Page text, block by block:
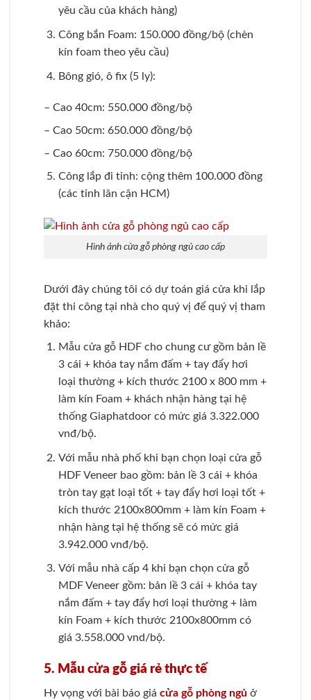
yêu cầu của khách hàng)
Công bắn Foam: 150.000 đồng/bộ (chèn
kín foam theo yêu cầu)
Bông gió, ô fix (5 ly):
– Cao 40cm: 550.000 đồng/bộ
– Cao 50cm: 650.000 đồng/bộ
– Cao 60cm: 750.000 đồng/bộ
Công lắp đi tỉnh: cộng thêm 100.000 đồng
(các tỉnh lân cận HCM)
Hình ảnh cửa gỗ phòng ngủ cao cấp
Dưới đây chúng tôi có dự toán giá cửa khi lắp
đặt thi công tại nhà cho quý vị để quý vị tham
khảo:
Mẫu cửa gỗ HDF cho chung cư gồm bản lề
3 cái + khóa tay nắm đấm + tay đẩy hơi
loại thường + kích thước 2100 x 800 mm +
làm kín Foam + khách nhận hàng tại hệ
thống Giaphatdoor có mức giá 3.322.000
vnđ/bộ.
Với mẫu nhà phố khi bạn chọn loại cửa gỗ
HDF Veneer bao gồm: bản lề 3 cái + khóa
tròn tay gạt loại tốt + tay đẩy hơi loại tốt +
kích thước 2100x800mm + làm kín Foam +
nhận hàng tại hệ thống sẽ có mức giá
3.942.000 vnđ/bộ.
Với mẫu nhà cấp 4 khi bạn chọn cửa gỗ
MDF Veneer gồm: bản lề 3 cái + khóa tay
nắm đấm + tay đẩy hơi loại thường + làm
kín Foam + kích thước 2100x800mm có
giá 3.558.000 vnd/bộ.
5. Mẫu cửa gỗ giá rẻ thực tế
Hy vọng với bài báo giá cửa gỗ phòng ngủ ở